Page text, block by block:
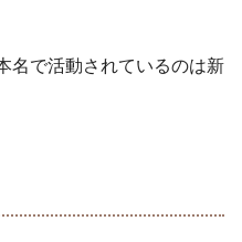
名で活動されているのは新